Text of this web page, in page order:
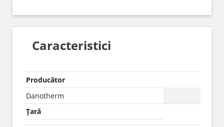
Caracteristici
Producător
Danotherm
Țară